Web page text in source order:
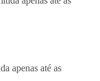
apenas até as